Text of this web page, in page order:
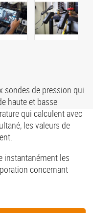
sondes de pression qui
haute et basse
qui calculent avec
les valeurs de
instantanément les
concernant